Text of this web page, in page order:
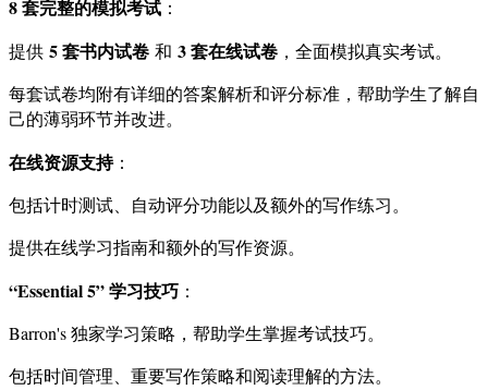
8 套完整的模拟考试 ：
提供 5 套书内试卷 和 3 套在线试卷 ，全面模拟真实考试。
每套试卷均附有详细的答案解析和评分标准，帮助学生了解自
己的薄弱环节并改进。
在线资源支持：
包括计时测试、自动评分功能以及额外的写作练习。
提供在线学习指南和额外的写作资源。
“Essential 5” 学习技巧 ：
Barron's 独家学习策略，帮助学生掌握考试技巧。
包括时间管理、重要写作策略和阅读理解的方法。